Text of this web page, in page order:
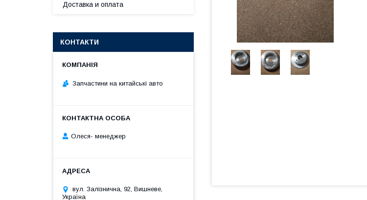
Доставка и оплата
КОНТАКТИ
Запчастини на китайські авто
Олеся- менеджер
вул. Залізнична, 92, Вишневе,
Україна